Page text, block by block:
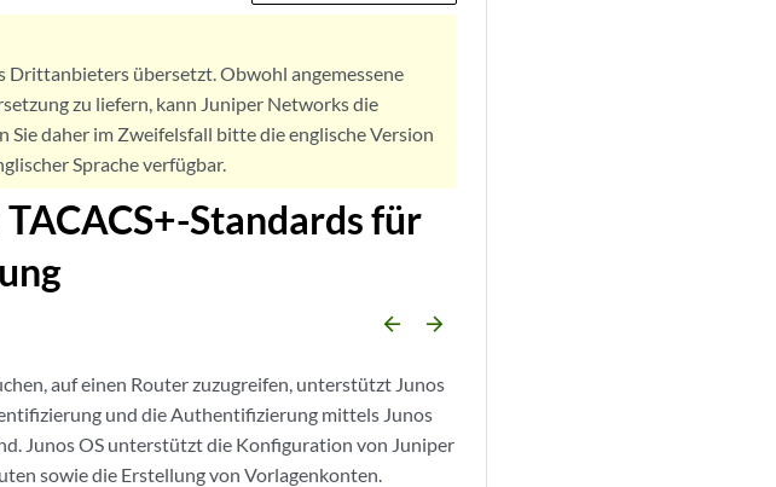
Drittanbieters übersetzt. Obwohl angemessene
zu liefern, kann Juniper Networks die
daher im Zweifelsfall bitte die englische Version
Sprache verfügbar.
Standards für
arrow_backward arrow_forward
auf einen Router zuzugreifen, unterstützt Junos
und die Authentifizierung mittels Junos
Junos OS unterstützt die Konfiguration von Juniper
sowie die Erstellung von Vorlagenkonten.